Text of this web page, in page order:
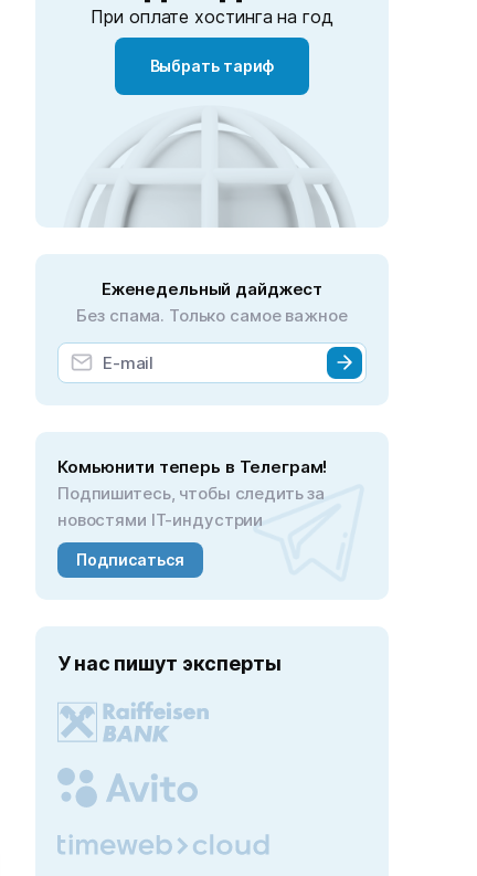
При оплате хостинга на год
Выбрать тариф
Еженедельный дайджест
Без спама. Только самое важное
Комьюнити теперь в Телеграм!
Подпишитесь, чтобы следить за
новостями IT-индустрии
Подписаться
У нас пишут эксперты